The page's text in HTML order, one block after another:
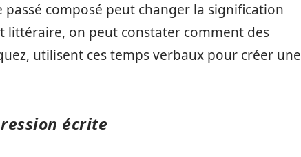
composé peut changer la signification
littéraire, on peut constater comment des
utilisent ces temps verbaux pour créer une
écrite